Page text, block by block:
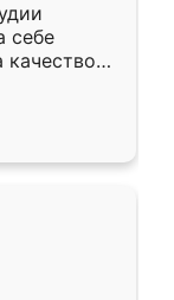
себе
качеством
почти